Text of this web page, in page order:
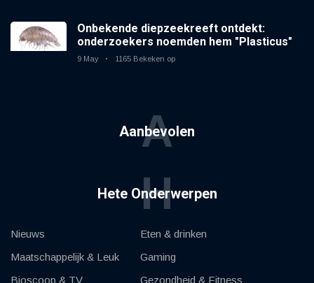
Onbekende diepzeekreeft ontdekt:
onderzoekers noemden hem "Plasticus"
9 May 1165 Bekeken op
Aanbevolen
A
Hete Onderwerpen
H
Nieuws
Maatschappelijk & Leuk
Bioscoop & TV
Eten & drinken
Gaming
Gezondheid & Fitness